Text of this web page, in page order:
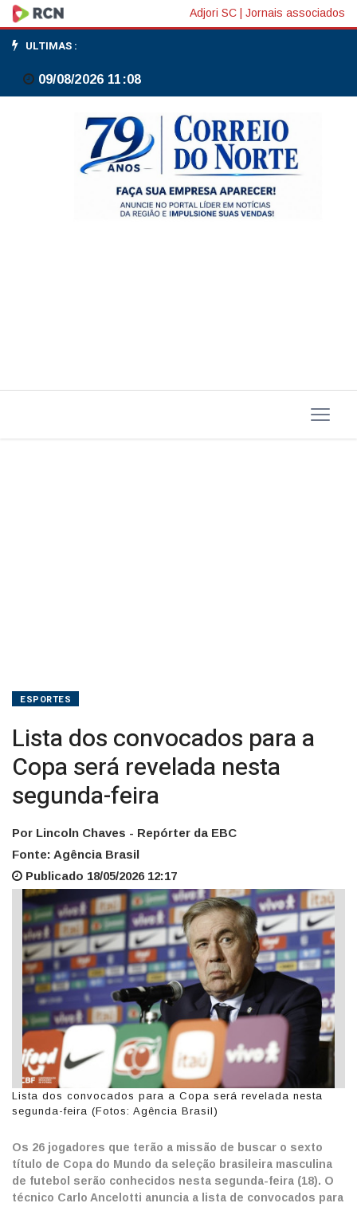
Lista
dos
convocados
Adjori SC Jornais associados
ULTIMAS :
09/08/2026 11:08
ESPORTES
Lista dos convocados para a
Copa será revelada nesta
segunda-feira
Por Lincoln Chaves - Repórter da EBC
Fonte: Agência Brasil
Publicado 18/05/2026 12:17
Lista dos convocados para a Copa será revelada nesta
segunda-feira (Fotos: Agência Brasil)
Os 26 jogadores que terão a missão de buscar o sexto
título de Copa do Mundo da seleção brasileira masculina
de futebol serão conhecidos nesta segunda-feira (18). O
técnico Carlo Ancelotti anuncia a lista de convocados para